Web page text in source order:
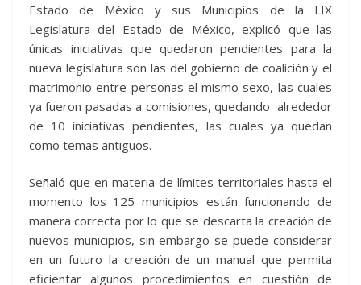
Estado de México y sus Municipios de la LIX
Legislatura del Estado de México, explicó que las
únicas iniciativas que quedaron pendientes para la
nueva legislatura son las del gobierno de coalición y el
matrimonio entre personas el mismo sexo, las cuales
ya fueron pasadas a comisiones, quedando alrededor
de 10 iniciativas pendientes, las cuales ya quedan
como temas antiguos.
Señaló que en materia de límites territoriales hasta el
momento los 125 municipios están funcionando de
manera correcta por lo que se descarta la creación de
nuevos municipios, sin embargo se puede considerar
en un futuro la creación de un manual que permita
eficientar algunos procedimientos en cuestión de